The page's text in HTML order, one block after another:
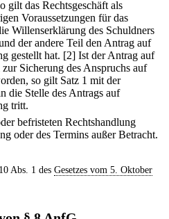
gilt das Rechtsgeschäft als
Voraussetzungen für das
Willenserklärung des Schuldners
der andere Teil den Antrag auf
gestellt hat. [2] Ist der Antrag auf
Sicherung des Anspruchs auf
so gilt Satz 1 mit der
die Stelle des Antrags auf
tritt.
befristeten Rechtshandlung
oder des Termins außer Betracht.
Abs. 1 des Gesetzes vom 5. Oktober